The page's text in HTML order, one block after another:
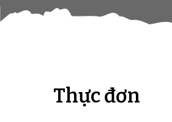
Thực đơn